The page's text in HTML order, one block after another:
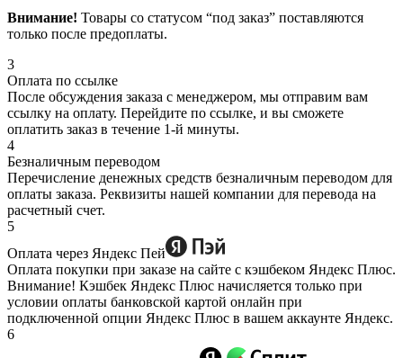
Внимание! Товары со статусом “под заказ” поставляются
только после предоплаты.
3
Оплата по ссылке
После обсуждения заказа с менеджером, мы отправим вам
ссылку на оплату. Перейдите по ссылке, и вы сможете
оплатить заказ в течение 1-й минуты.
4
Безналичным переводом
Перечисление денежных средств безналичным переводом для
оплаты заказа. Реквизиты нашей компании для перевода на
расчетный счет.
5
Оплата через Яндекс Пей
Оплата покупки при заказе на сайте с кэшбеком Яндекс Плюс.
Внимание! Кэшбек Яндекс Плюс начисляется только при
условии оплаты банковской картой онлайн при
подключенной опции Яндекс Плюс в вашем аккаунте Яндекс.
6